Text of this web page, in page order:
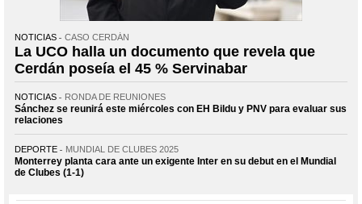
NOTICIAS CASO CERDÁN
La UCO halla un documento que revela que
Cerdán poseía el 45 % Servinabar
NOTICIAS RONDA DE REUNIONES
Sánchez se reunirá este miércoles con EH Bildu y PNV para evaluar sus
relaciones
DEPORTE MUNDIAL DE CLUBES 2025
Monterrey planta cara ante un exigente Inter en su debut en el Mundial
de Clubes (1-1)